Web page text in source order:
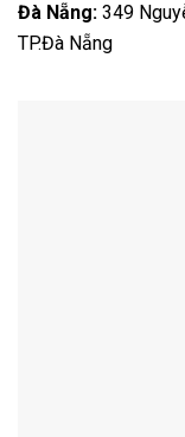
Đà Nẵng: 349
TP.Đà Nẵng